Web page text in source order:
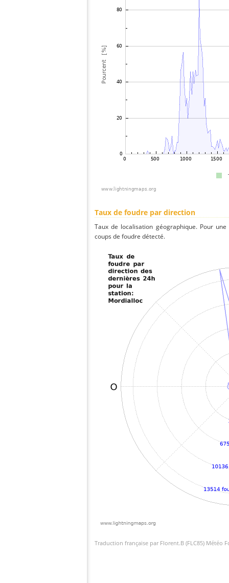
Taux de foudre par direction
Taux de localisation géographique. Pour
coups de foudre détecté.
Traduction française par Florent.B (FLC85) Météo